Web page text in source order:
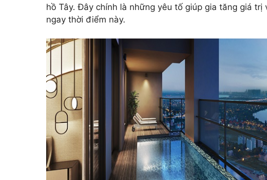
hồ Tây. Đây chính là những yêu tố giúp gia tăng giá
ngay thời điểm này.